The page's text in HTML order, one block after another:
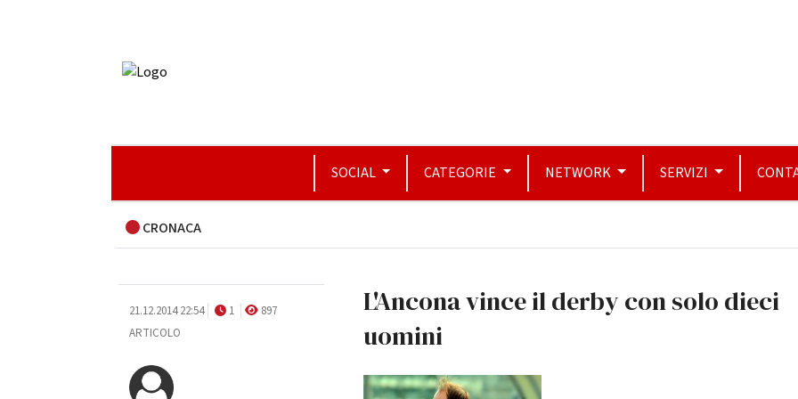
SOCIAL CATEGORIE NETWORK SERVIZI
CRONACA
21.12.2014 22:54 1
897
ARTICOLO
L'Ancona vince il derby con solo dieci
uomini